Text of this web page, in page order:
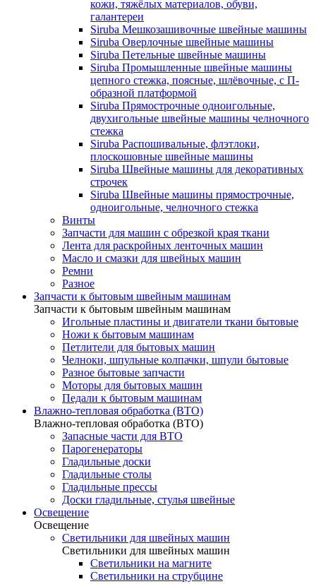
кожи, тяжёлых материалов, обуви,
галантереи
Siruba Мешкозашивочные швейные машины
Siruba Оверлочные швейные машины
Siruba Петельные швейные машины
Siruba Промышленные швейные машины
цепного стежка, поясные, шлёвочные, с П-
образной платформой
Siruba Прямострочные одноигольные,
двухигольные швейные машины челночного
стежка
Siruba Распошивальные, флэтлоки,
плоскошовные швейные машины
Siruba Швейные машины для декоративных
строчек
Siruba Швейные машины прямострочные,
одноигольные, челночного стежка
Винты
Запчасти для машин с обрезкой края ткани
Лента для раскройных ленточных машин
Масло и смазки для швейных машин
Ремни
Разное
Запчасти к бытовым швейным машинам
Запчасти к бытовым швейным машинам
Игольные пластины и двигатели ткани бытовые
Ножи к бытовым машинам
Петлители для бытовых машин
Челноки, шпульные колпачки, шпули бытовые
Разное бытовые запчасти
Моторы для бытовых машин
Педали к бытовым машинам
Влажно-тепловая обработка (ВТО)
Влажно-тепловая обработка (ВТО)
Запасные части для ВТО
Парогенераторы
Гладильные доски
Гладильные столы
Гладильные прессы
Доски гладильные, стулья швейные
Освещение
Освещение
Светильники для швейных машин
Светильники для швейных машин
Светильники на магните
Светильники на струбцине